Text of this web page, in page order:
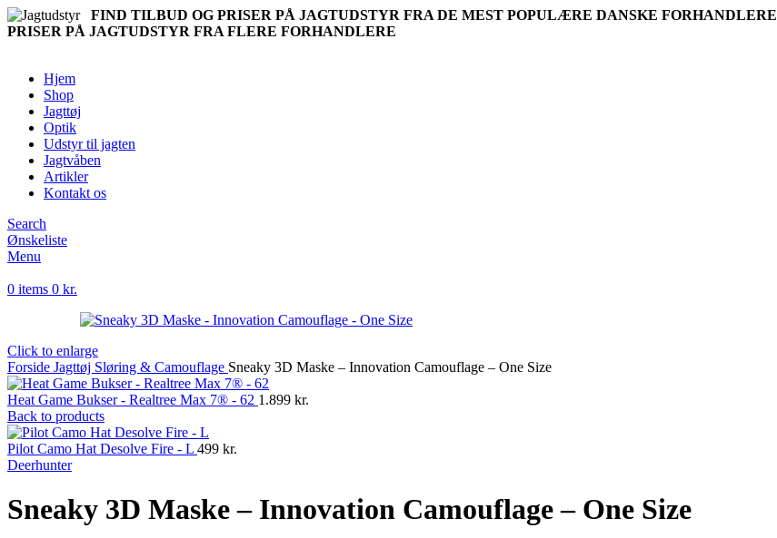
FIND TILBUD OG PRISER PÅ JAGTUDSTYR FRA DE MEST POPULÆRE DANSKE FORHANDLERE
PRISER PÅ JAGTUDSTYR FRA FLERE FORHANDLERE
Hjem
Shop
Jagttøj
Optik
Udstyr til jagten
Jagtvåben
Artikler
Kontakt os
Search
Ønskeliste
Menu
0 items 0 kr.
Click to enlarge
Forside Jagttøj Sløring & Camouflage Sneaky 3D Maske – Innovation Camouflage – One Size
Heat Game Bukser - Realtree Max 7® - 62 1.899 kr.
Back to products
Pilot Camo Hat Desolve Fire - L 499 kr.
Deerhunter
Sneaky 3D Maske – Innovation Camouflage – One Size